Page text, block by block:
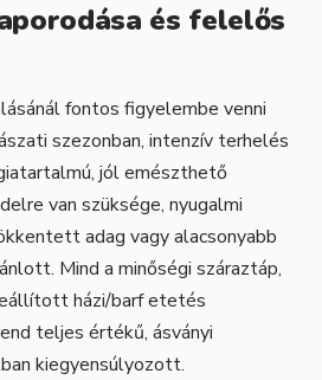
és felelős
fontos figyelembe venni
szezonban, intenzív terhelés
jól emészthető
van szüksége, nyugalmi
adag vagy alacsonyabb
Mind a minőségi száraztáp,
házi/barf etetés
teljes értékű, ásványi
kiegyensúlyozott.